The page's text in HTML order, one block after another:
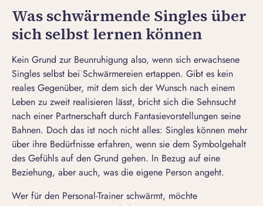
Was schwärmende Singles über
sich selbst lernen können
Kein Grund zur Beunruhigung also, wenn sich erwachsene
Singles selbst bei Schwärmereien ertappen. Gibt es kein
reales Gegenüber, mit dem sich der Wunsch nach einem
Leben zu zweit realisieren lässt, bricht sich die Sehnsucht
nach einer Partnerschaft durch Fantasievorstellungen seine
Bahnen. Doch das ist noch nicht alles: Singles können mehr
über ihre Bedürfnisse erfahren, wenn sie dem Symbolgehalt
des Gefühls auf den Grund gehen. In Bezug auf eine
Beziehung, aber auch, was die eigene Person angeht.
Wer für den Personal-Trainer schwärmt, möchte